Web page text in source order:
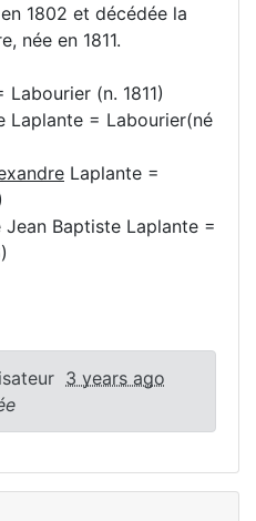
1802 et décédée la
née en 1811.
(n. 1811)
Laplante = Labourier(né
Laplante =
Baptiste Laplante =
3 years ago